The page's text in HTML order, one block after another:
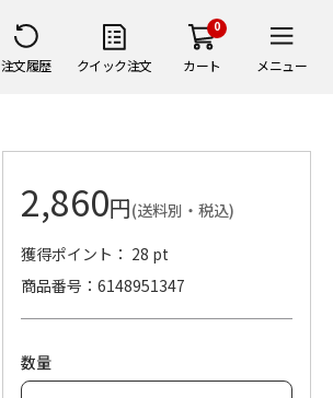
注文履歴 クイック注文
0
カート メニュー
2,860円(送料別・税込)
獲得ポイント： 28 pt
商品番号
6148951347
数量